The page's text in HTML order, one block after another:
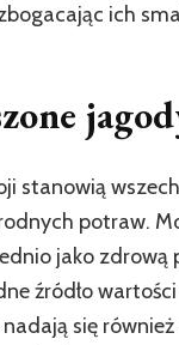
ich
stanowią
potraw.
jako zdrową
źródło
się